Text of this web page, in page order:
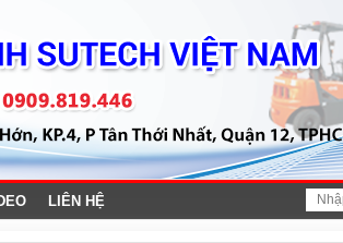
LIÊN HỆ